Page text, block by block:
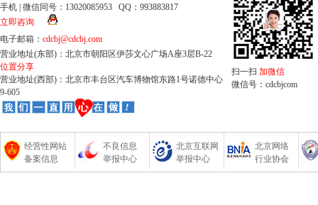
手机 | 微信同号：13020085953 QQ：993883817
立即咨询
电子邮箱： cdcbj@cdcbj.com
营业地址(东部)：北京市朝阳区伊莎文心广场A座3层B-22
位置分享
营业地址(西部)：北京市丰台区汽车博物馆东路1号诺德中心
9-605
扫一扫 加微信
微信号：cdcbjcom
经营性网站
备案信息
不良信息
举报中心
北京互联网
举报中心
北京网络
行业协会